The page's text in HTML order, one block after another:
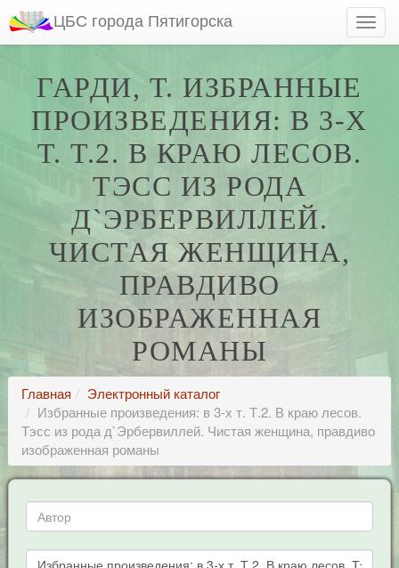
ЦБС города Пятигорска
ГАРДИ, Т. ИЗБРАННЫЕ
ПРОИЗВЕДЕНИЯ: В 3-Х
Т. Т.2. В КРАЮ ЛЕСОВ.
ТЭСС ИЗ РОДА
Д`ЭРБЕРВИЛЛЕЙ.
ЧИСТАЯ ЖЕНЩИНА,
ПРАВДИВО
ИЗОБРАЖЕННАЯ
РОМАНЫ
Главная
Электронный каталог
Избранные произведения: в 3-х т. Т.2. В краю лесов.
Тэсс из рода д`Эрбервиллей. Чистая женщина, правдиво
изображенная романы